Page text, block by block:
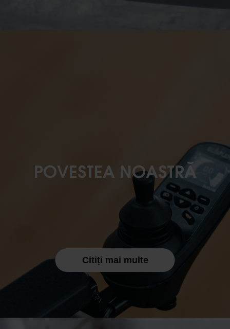
POVESTEA NOASTRĂ
Citiți mai multe